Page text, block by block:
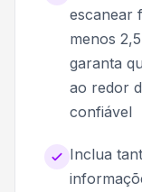
escanear
menos
garanta
ao redor
confiável
Inclua